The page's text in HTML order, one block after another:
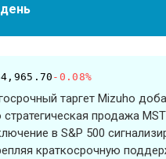
-0.08%
таргет Mizuho
продажа
в S&P 500
краткосрочную